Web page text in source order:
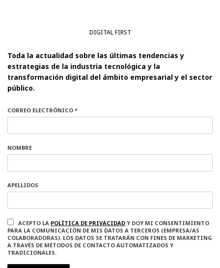
DIGITAL FIRST
Toda la actualidad sobre las últimas tendencias y
estrategias de la industria tecnológica y la
transformación digital del ámbito empresarial y el sector
público.
CORREO ELECTRÓNICO *
NOMBRE
APELLIDOS
ACEPTO LA POLÍTICA DE PRIVACIDAD Y DOY MI CONSENTIMIENTO
PARA LA COMUNICACIÓN DE MIS DATOS A TERCEROS (EMPRESA/AS
COLABORADORAS). LOS DATOS SE TRATARÁN CON FINES DE MARKETING
A TRAVÉS DE MÉTODOS DE CONTACTO AUTOMATIZADOS Y
TRADICIONALES.